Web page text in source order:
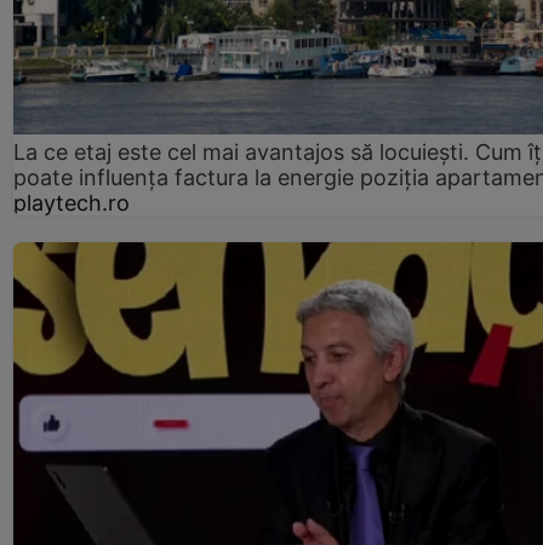
La ce etaj este cel mai avantajos să locuiești. Cum
poate influența factura la energie poziția
playtech.ro